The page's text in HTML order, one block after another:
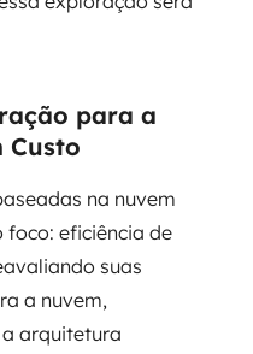
para a
Custo
na nuvem
foco: eficiência de
suas
a nuvem,
arquitetura